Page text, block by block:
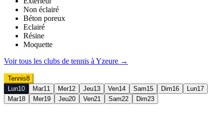
Non éclairé
Béton poreux
Eclairé
Résine
Moquette
Voir tous les clubs de tennis àYzeure →
Tennis8
Lun10 Mar11 Mer12 Jeu13 Ven14 Sam15 Dim16 Lun17
Mar18 Mer19 Jeu20 Ven21 Sam22 Dim23